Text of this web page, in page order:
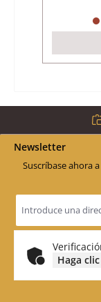
Newsletter
Suscríbase ahora
de
electrónico
Haga